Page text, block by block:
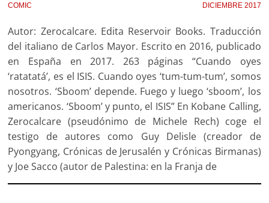
COMIC DICIEMBRE 2017
Autor: Zerocalcare. Edita Reservoir Books. Traducción
del italiano de Carlos Mayor. Escrito en 2016, publicado
en España en 2017. 263 páginas “Cuando oyes
‘ratatatá’, es el ISIS. Cuando oyes ‘tum-tum-tum’, somos
nosotros. ‘Sboom’ depende. Fuego y luego ‘sboom’, los
americanos. ‘Sboom’ y punto, el ISIS” En Kobane Calling,
Zerocalcare (pseudónimo de Michele Rech) coge el
testigo de autores como Guy Delisle (creador de
Pyongyang, Crónicas de Jerusalén y Crónicas Birmanas)
y Joe Sacco (autor de Palestina: en la Franja de